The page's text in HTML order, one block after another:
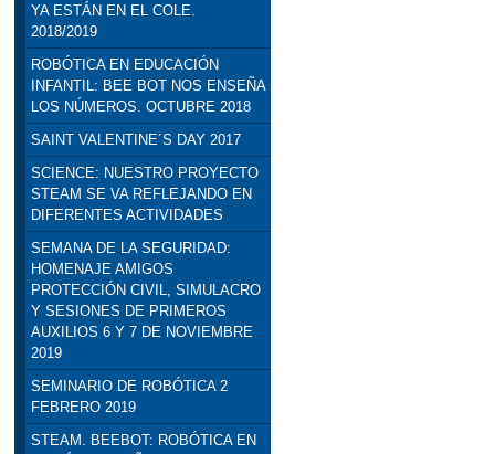
YA ESTÁN EN EL COLE.
2018/2019
ROBÓTICA EN EDUCACIÓN
INFANTIL: BEE BOT NOS ENSEÑA
LOS NÚMEROS. OCTUBRE 2018
SAINT VALENTINE´S DAY 2017
SCIENCE: NUESTRO PROYECTO
STEAM SE VA REFLEJANDO EN
DIFERENTES ACTIVIDADES
SEMANA DE LA SEGURIDAD:
HOMENAJE AMIGOS
PROTECCIÓN CIVIL, SIMULACRO
Y SESIONES DE PRIMEROS
AUXILIOS 6 Y 7 DE NOVIEMBRE
2019
SEMINARIO DE ROBÓTICA 2
FEBRERO 2019
STEAM. BEEBOT: ROBÓTICA EN